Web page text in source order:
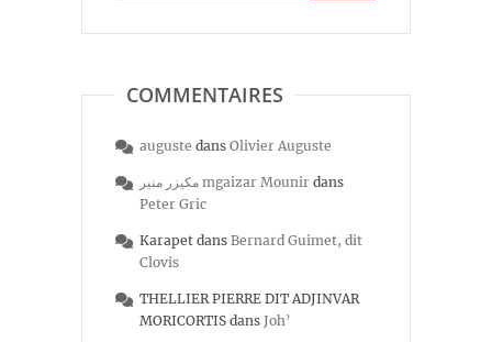
COMMENTAIRES
auguste dans Olivier Auguste
مكيزر منير mgaizar Mounir dans
Peter Gric
Karapet dans Bernard Guimet, dit
Clovis
THELLIER PIERRE DIT ADJINVAR
MORICORTIS dans Joh’